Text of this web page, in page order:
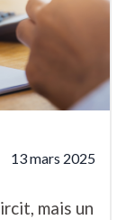
13 mars 2025
mais un